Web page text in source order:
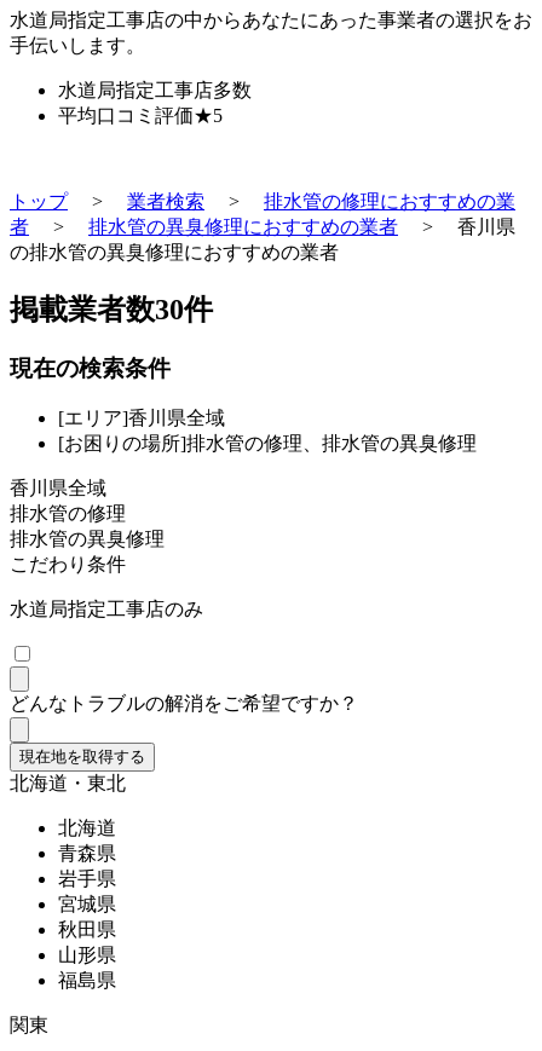
水道局指定工事店の中からあなたにあった事業者の選択をお
手伝いします。
水道局指定工事店多数
平均口コミ評価★5
トップ> 業者検索 > 排水管の修理におすすめの業
者 > 排水管の異臭修理におすすめの業者 > 香川県
の排水管の異臭修理におすすめの業者
掲載業者数30件
現在の検索条件
[エリア]香川県全域
[お困りの場所]排水管の修理、排水管の異臭修理
香川県全域
排水管の修理
排水管の異臭修理
こだわり条件
水道局指定工事店のみ
どんなトラブルの解消をご希望ですか？
現在地を取得する
北海道・東北
北海道
青森県
岩手県
宮城県
秋田県
山形県
福島県
関東